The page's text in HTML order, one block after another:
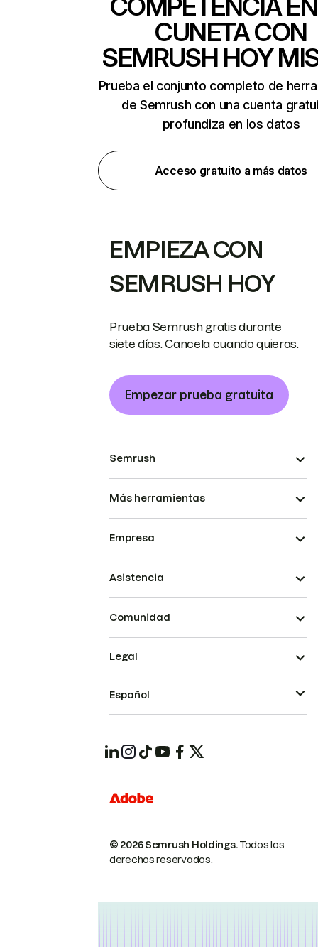
COMPETENCIA
CUNETA CON
SEMRUSH HOY
Prueba el conjunto completo de
de Semrush con una cuenta
profundiza en los datos
Acceso gratuito a más datos
EMPIEZA CON
SEMRUSH HOY
Prueba Semrush gratis durante
siete días. Cancela cuando quieras.
Empezar prueba gratuita
Semrush
Más herramientas
Empresa
Asistencia
Comunidad
© 2026 Semrush Holdings.Todos los
derechos reservados.
Legal
Español